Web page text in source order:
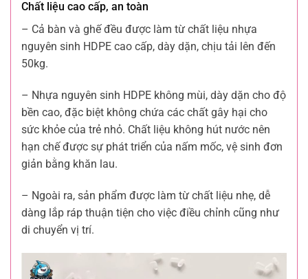
Chất liệu cao cấp, an toàn
– Cả bàn và ghế đều được làm từ chất liệu nhựa
nguyên sinh HDPE cao cấp, dày dặn, chịu tải lên đến
50kg.
– Nhựa nguyên sinh HDPE không mùi, dày dặn cho độ
bền cao, đặc biệt không chứa các chất gây hại cho
sức khỏe của trẻ nhỏ. Chất liệu không hút nước nên
hạn chế được sự phát triển của nấm mốc, vệ sinh đơn
giản bằng khăn lau.
– Ngoài ra, sản phẩm được làm từ chất liệu nhẹ, dễ
dàng lắp ráp thuận tiện cho việc điều chỉnh cũng như
di chuyển vị trí.